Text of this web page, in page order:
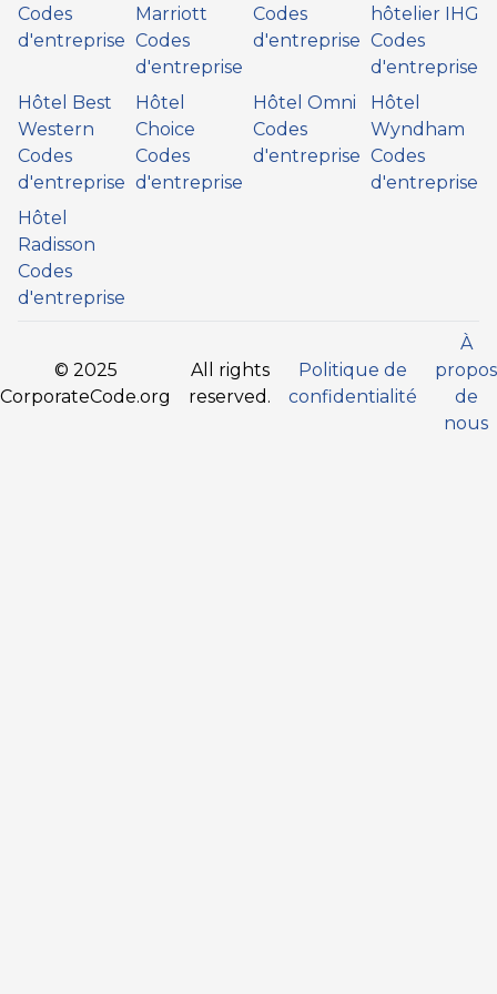
Codes
d'entreprise
Marriott
Codes
d'entreprise
Codes
d'entreprise
hôtelier IHG
Codes
d'entreprise
Hôtel Best
Western
Codes
d'entreprise
Hôtel
Choice
Codes
d'entreprise
Hôtel Omni
Codes
d'entreprise
Hôtel
Wyndham
Codes
d'entreprise
Hôtel
Radisson
Codes
d'entreprise
© 2025
CorporateCode.org
All rights
reserved.
Politique de
confidentialité
À
propos
de
nous